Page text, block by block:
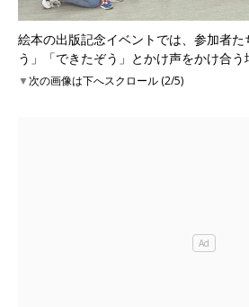
絵本の出版記念イベントでは、参加者
う」「できたぞう」とかけ声をかけ合う
▼次の画像は下へスクロール (2/5)